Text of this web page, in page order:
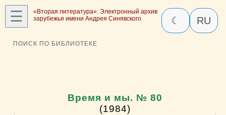
☰
«Вторая литература»: Электронный архив
зарубежья имени Андрея Синявского
☾ RU
ПОИСК ПО БИБЛИОТЕКЕ
Время и мы. № 80
(1984)